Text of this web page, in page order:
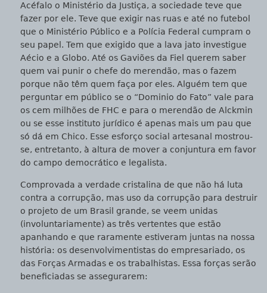
Acéfalo o Ministério da Justiça, a sociedade teve que
fazer por ele. Teve que exigir nas ruas e até no futebol
que o Ministério Público e a Polícia Federal cumpram o
seu papel. Tem que exigido que a lava jato investigue
Aécio e a Globo. Até os Gaviões da Fiel querem saber
quem vai punir o chefe do merendão, mas o fazem
porque não têm quem faça por eles. Alguém tem que
perguntar em público se o “Dominio do Fato” vale para
os cem milhões de FHC e para o merendão de Alckmin
ou se esse instituto jurídico é apenas mais um pau que
só dá em Chico. Esse esforço social artesanal mostrou-
se, entretanto, à altura de mover a conjuntura em favor
do campo democrático e legalista.
Comprovada a verdade cristalina de que não há luta
contra a corrupção, mas uso da corrupção para destruir
o projeto de um Brasil grande, se veem unidas
(involuntariamente) as três vertentes que estão
apanhando e que raramente estiveram juntas na nossa
história: os desenvolvimentistas do empresariado, os
das Forças Armadas e os trabalhistas. Essa forças serão
beneficiadas se assegurarem: